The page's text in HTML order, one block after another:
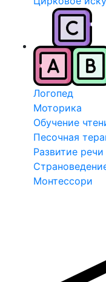
Логопед
Моторика
Обучение
Песочная
Развитие речи
Монтессори